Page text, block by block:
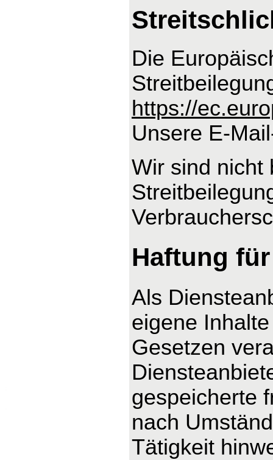
Die
https://
Unsere E-
Wir sind nicht
Haftung
Als
eigene
Gesetzen
gespeicherte
nach
Tätigkeit